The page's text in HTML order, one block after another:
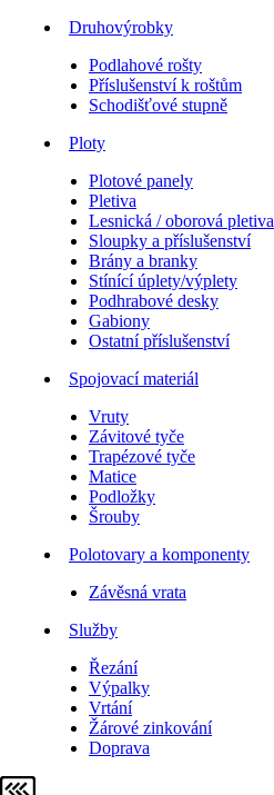
Druhovýrobky
Podlahové rošty
Příslušenství k roštům
Schodišťové stupně
Ploty
Plotové panely
Pletiva
Lesnická / oborová pletiva
Sloupky a příslušenství
Brány a branky
Stínící úplety/výplety
Podhrabové desky
Gabiony
Ostatní příslušenství
Spojovací materiál
Vruty
Závitové tyče
Trapézové tyče
Matice
Podložky
Šrouby
Polotovary a komponenty
Závěsná vrata
Služby
Řezání
Výpalky
Vrtání
Žárové zinkování
Doprava